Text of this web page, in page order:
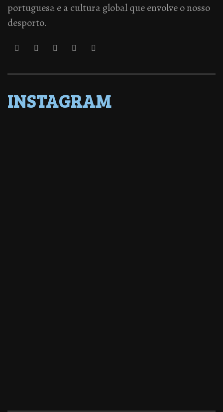
portuguesa e a cultura global que envolve o nosso
desporto.
INSTAGRAM